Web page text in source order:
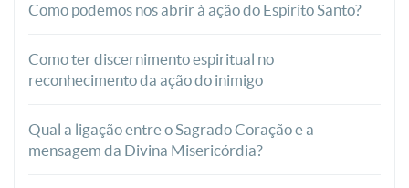
Como podemos nos abrir à ação do Espírito Santo?
Como ter discernimento espiritual no
reconhecimento da ação do inimigo
Qual a ligação entre o Sagrado Coração e a
mensagem da Divina Misericórdia?